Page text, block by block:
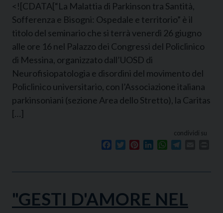
<![CDATA[“La Malattia di Parkinson tra Santità,
Sofferenza e Bisogni: Ospedale e territorio” è il
titolo del seminario che si terrà venerdì 26 giugno
alle ore 16 nel Palazzo dei Congressi del Policlinico
di Messina, organizzato dall’UOSD di
Neurofisiopatologia e disordini del movimento del
Policlinico universitario, con l’Associazione italiana
parkinsoniani (sezione Area dello Stretto), la Caritas
[…]
condividi su
Facebook
TwitterPinterestLinkedInWhatsApp
"GESTI D'AMORE NEL